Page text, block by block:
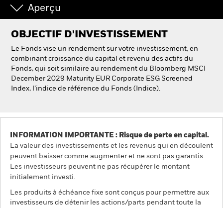
Aperçu
OBJECTIF D'INVESTISSEMENT
Le Fonds vise un rendement sur votre investissement, en
combinant croissance du capital et revenu des actifs du
Fonds, qui soit similaire au rendement du Bloomberg MSCI
December 2029 Maturity EUR Corporate ESG Screened
Index, l’indice de référence du Fonds (Indice).
INFORMATION IMPORTANTE : Risque de perte en capital.
La valeur des investissements et les revenus qui en découlent
peuvent baisser comme augmenter et ne sont pas garantis.
Les investisseurs peuvent ne pas récupérer le montant
initialement investi.
Les produits à échéance fixe sont conçus pour permettre aux
investisseurs de détenir les actions/parts pendant toute la